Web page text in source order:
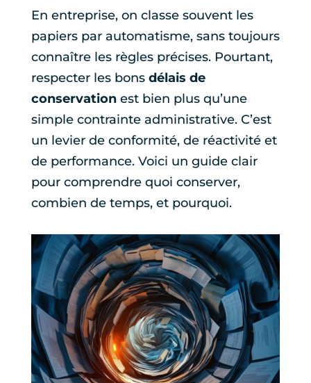
En entreprise, on classe souvent les
papiers par automatisme, sans toujours
connaître les règles précises. Pourtant,
respecter les bons délais de
conservationest bien plus qu’une
simple contrainte administrative. C’est
un levier de conformité, de réactivité et
de performance. Voici un guide clair
pour comprendre quoi conserver,
combien de temps, et pourquoi.